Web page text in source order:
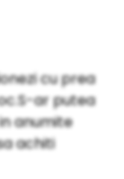
cu prea
ar putea
anumite
achiti